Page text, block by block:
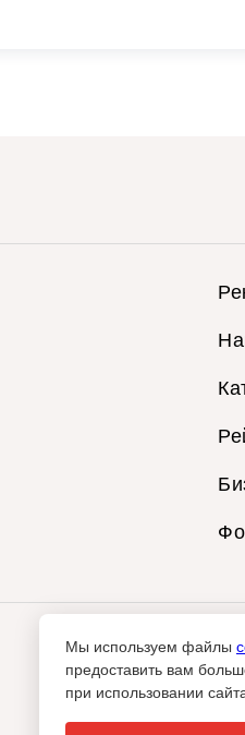
Мы используем файлы
предоставить вам
при использовании